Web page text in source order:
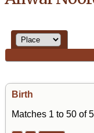
Birth
Matches 1 to 50 of